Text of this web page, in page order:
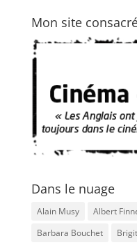
Mon site
Dans le nuage
Alain Musy Albert
Barbara Bouchet